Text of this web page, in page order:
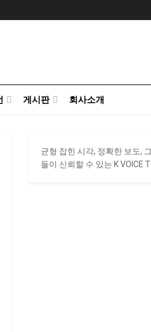
게시판 회사소개
균형 잡힌 시각, 정확한 보도,
들이 신뢰할 수 있는 K VOICE